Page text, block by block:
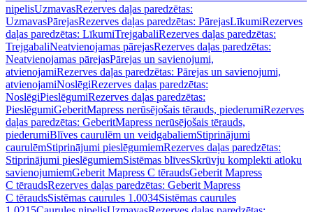
nipelisUzmavasRezerves daļas paredzētas:
UzmavasPārejasRezerves daļas paredzētas: PārejasLīkumiRezerves
daļas paredzētas: LīkumiTrejgabaliRezerves daļas paredzētas:
TrejgabaliNeatvienojamas pārejasRezerves daļas paredzētas:
Neatvienojamas pārejasPārejas un savienojumi,
atvienojamiRezerves daļas paredzētas: Pārejas un savienojumi,
atvienojamiNoslēgiRezerves daļas paredzētas:
NoslēgiPieslēgumiRezerves daļas paredzētas:
PieslēgumiGeberitMapress nerūsējošais tērauds, piederumiRezerves
daļas paredzētas: GeberitMapress nerūsējošais tērauds,
piederumiBlīves caurulēm un veidgabaliemStiprinājumi
caurulēmStiprinājumi pieslēgumiemRezerves daļas paredzētas:
Stiprinājumi pieslēgumiemSistēmas blīvesSkrūvju komplekti atloku
savienojumiemGeberit Mapress C tēraudsGeberit Mapress
C tēraudsRezerves daļas paredzētas: Geberit Mapress
C tēraudsSistēmas caurules 1.0034Sistēmas caurules